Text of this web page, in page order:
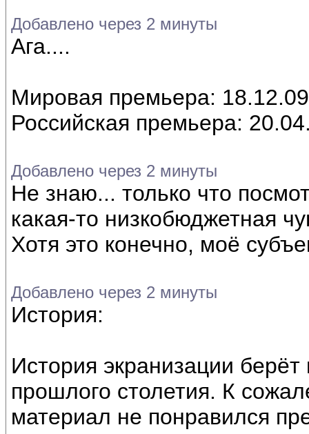
Добавлено через 2 минуты
Ага....
Мировая премьера: 18.12.09
Российская премьера:
Добавлено через 2 минуты
Не знаю... только что
какая-то низкобюджетная
Хотя это конечно, моё
Добавлено через 2 минуты
История:
История экранизации
прошлого столетия. К
материал не понравился